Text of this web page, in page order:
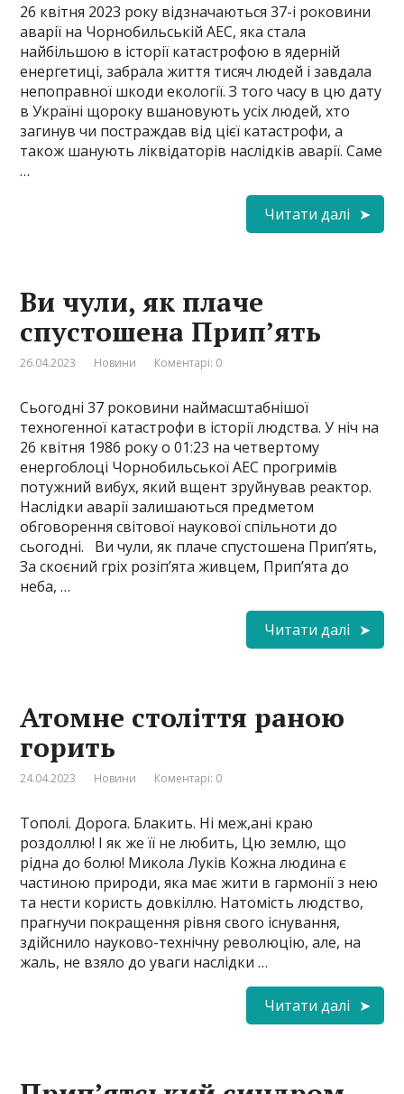
26 квітня 2023 року відзначаються 37-і роковини
аварії на Чорнобильській АЕС, яка стала
найбільшою в історії катастрофою в ядерній
енергетиці, забрала життя тисяч людей і завдала
непоправної шкоди екології. З того часу в цю дату
в Україні щороку вшановують усіх людей, хто
загинув чи постраждав від цієї катастрофи, а
також шанують ліквідаторів наслідків аварії. Саме
…
Читати далі
Ви чули, як плаче
спустошена Прип’ять
26.04.2023 Новини Коментарі: 0
Сьогодні 37 роковини наймасштабнішої
техногенної катастрофи в історії людства. У ніч на
26 квітня 1986 року о 01:23 на четвертому
енергоблоці Чорнобильської АЕС прогримів
потужний вибух, який вщент зруйнував реактор.
Наслідки аварії залишаються предметом
обговорення світової наукової спільноти до
сьогодні. Ви чули, як плаче спустошена Прип’ять,
За скоєний гріх розіп’ята живцем, Прип’ята до
неба, …
Читати далі
Атомне століття раною
горить
24.04.2023 Новини Коментарі: 0
Тополі. Дорога. Блакить. Ні меж,ані краю
роздоллю! І як же її не любить, Цю землю, що
рідна до болю! Микола Луків Кожна людина є
частиною природи, яка має жити в гармонії з нею
та нести користь довкіллю. Натомість людство,
прагнучи покращення рівня свого існування,
здійснило науково-технічну революцію, але, на
жаль, не взяло до уваги наслідки …
Читати далі